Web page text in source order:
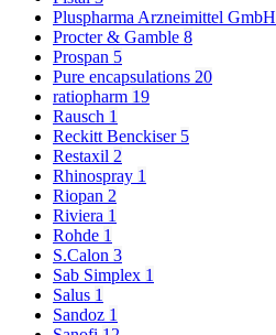
Pluspharma Arzneimittel GmbH
Procter & Gamble 8
Prospan 5
Pure encapsulations 20
ratiopharm 19
Rausch 1
Reckitt Benckiser 5
Restaxil 2
Rhinospray 1
Riopan 2
Riviera 1
Rohde 1
S.Calon 3
Sab Simplex 1
Salus 1
Sandoz 1